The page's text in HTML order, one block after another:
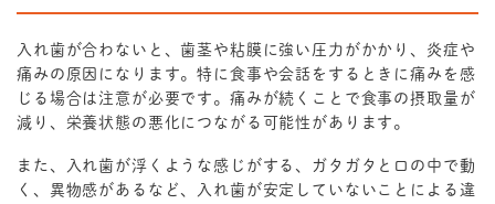
入れ歯が合わないと、歯茎や粘膜に強い圧力がかかり、炎症や
痛みの原因になります。特に食事や会話をするときに痛みを感
じる場合は注意が必要です。痛みが続くことで食事の摂取量が
減り、栄養状態の悪化につながる可能性があります。
また、入れ歯が浮くような感じがする、ガタガタと口の中で動
く、異物感があるなど、入れ歯が安定していないことによる違